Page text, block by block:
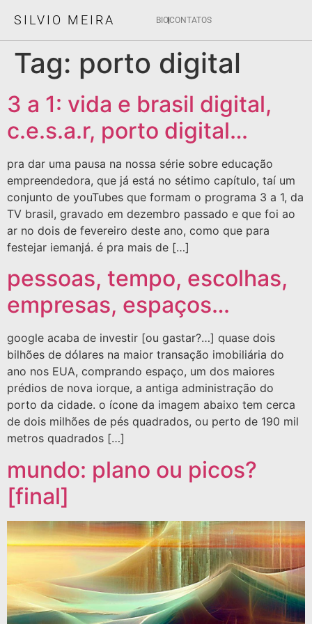
SILVIO MEIRA BIOCONTATOS
Tag: porto digital
3 a 1: vida e brasil digital,
c.e.s.a.r, porto digital…
pra dar uma pausa na nossa série sobre educação
empreendedora, que já está no sétimo capítulo, taí um
conjunto de youTubes que formam o programa 3 a 1, da
TV brasil, gravado em dezembro passado e que foi ao
ar no dois de fevereiro deste ano, como que para
festejar iemanjá. é pra mais de […]
pessoas, tempo, escolhas,
empresas, espaços…
google acaba de investir [ou gastar?…] quase dois
bilhões de dólares na maior transação imobiliária do
ano nos EUA, comprando espaço, um dos maiores
prédios de nova iorque, a antiga administração do
porto da cidade. o ícone da imagem abaixo tem cerca
de dois milhões de pés quadrados, ou perto de 190 mil
metros quadrados […]
mundo: plano ou picos?
[final]